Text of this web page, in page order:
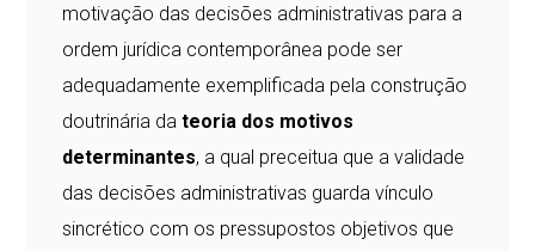
motivação das decisões administrativas para a
ordem jurídica contemporânea pode ser
adequadamente exemplificada pela construção
doutrinária dateoria dos motivos
determinantes, a qual preceitua que a validade
das decisões administrativas guarda vínculo
sincrético com os pressupostos objetivos que